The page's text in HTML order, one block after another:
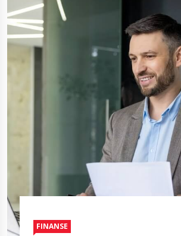
FINANSE